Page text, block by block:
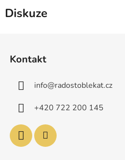
Diskuze
Kontakt
info@radostoblekat.cz
+420 722 200 145